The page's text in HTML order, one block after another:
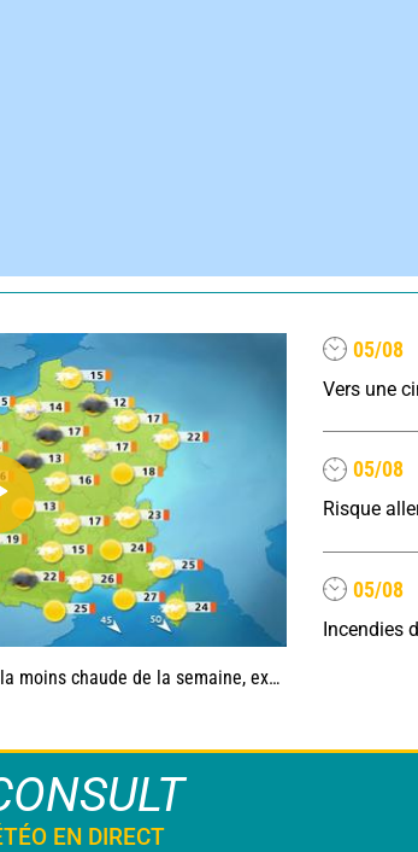
de la semaine, excepté près de la Méditerranée
05/08
05/08
05/08
EN DIRECT